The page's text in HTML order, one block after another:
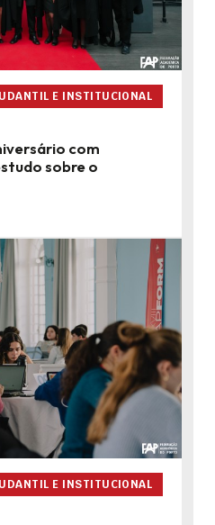
E INSTITUCIONAL
com
sobre o
E INSTITUCIONAL